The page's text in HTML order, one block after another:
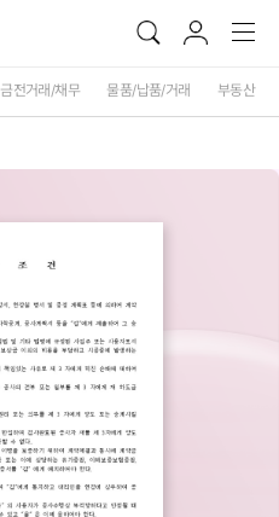
금전거래/채무 물품/납품/거래 부동산